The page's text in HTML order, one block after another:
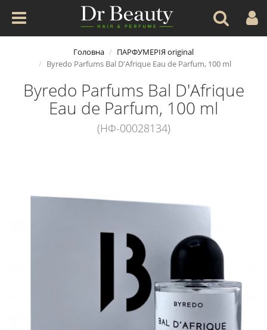
Головна
ПАРФУМЕРІЯ original
Byredo Parfums Bal D'Afrique Eau de Parfum, 100 ml
Byredo Parfums Bal D'Afrique
Eau de Parfum, 100 ml
(НФ-00028134)